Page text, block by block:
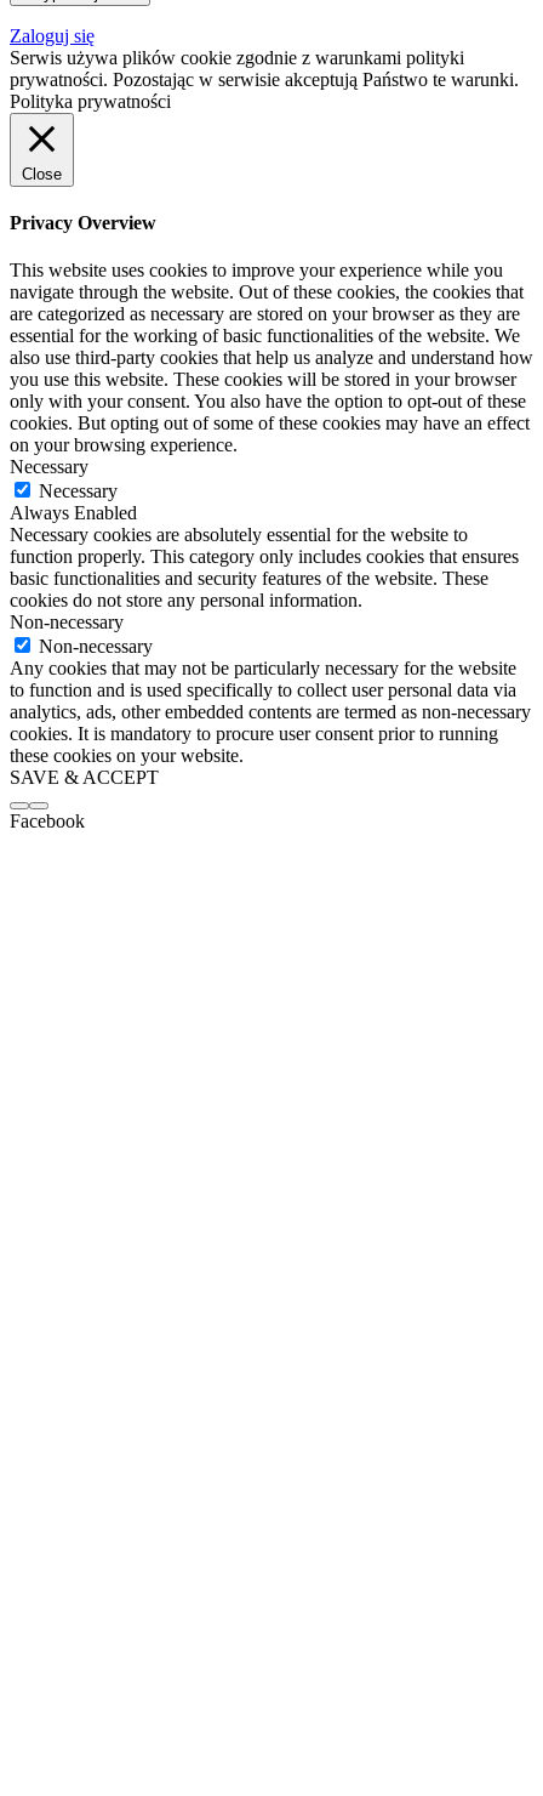
Zaloguj się
Serwis używa plików cookie zgodnie z warunkami polityki
prywatności. Pozostając w serwisie akceptują Państwo te warunki.
Polityka prywatności
Close
Privacy Overview
This website uses cookies to improve your experience while you
navigate through the website. Out of these cookies, the cookies that
are categorized as necessary are stored on your browser as they are
essential for the working of basic functionalities of the website. We
also use third-party cookies that help us analyze and understand how
you use this website. These cookies will be stored in your browser
only with your consent. You also have the option to opt-out of these
cookies. But opting out of some of these cookies may have an effect
on your browsing experience.
Necessary
Necessary
Always Enabled
Necessary cookies are absolutely essential for the website to
function properly. This category only includes cookies that ensures
basic functionalities and security features of the website. These
cookies do not store any personal information.
Non-necessary
Non-necessary
Any cookies that may not be particularly necessary for the website
to function and is used specifically to collect user personal data via
analytics, ads, other embedded contents are termed as non-necessary
cookies. It is mandatory to procure user consent prior to running
these cookies on your website.
SAVE & ACCEPT
Facebook